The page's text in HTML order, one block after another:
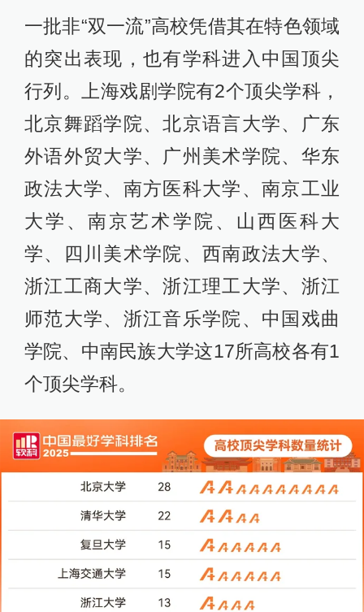
一批非“双一流”高校凭借其在特色领域
的突出表现，也有学科进入中国顶尖
行列。上海戏剧学院有2个顶尖学科，
北京舞蹈学院、北京语言大学、广东
外语外贸大学、广州美术学院、华东
政法大学、南方医科大学、南京工业
大学、南京艺术学院、山西医科大
学、四川美术学院、西南政法大学、
浙江工商大学、浙江理工大学、浙江
师范大学、浙江音乐学院、中国戏曲
学院、中南民族大学这17所高校各有1
个顶尖学科。